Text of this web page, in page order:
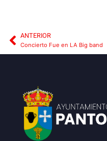
ANTERIOR
Concierto Fue en LA Big band